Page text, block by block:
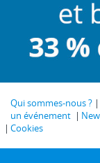
Qui sommes-nous ?
un événement
Cookies